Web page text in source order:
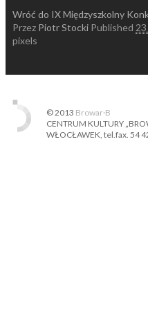
Wróć do IX Międzyszkolny
Przez Piotr Stocki Published
pixels
© 2013 Browar·B
CENTRUM KULTURY
WŁOCŁAWEK, tel.fax. 54